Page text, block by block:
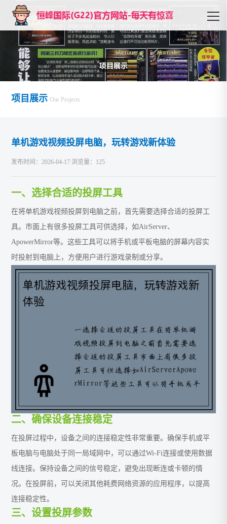
项目展示 Our Projects
单机游戏视频投屏电脑，玩转游戏新体验
发布时间：2026-04-17 浏览量：125
一、选择合适的投屏工具
在将单机游戏视频投屏到电脑之前，首先需要选择合适的投屏工
具。市面上有很多投屏工具可供选择，如AirServer、
ApowerMirror等。这些工具可以将手机或平板电脑的屏幕内容实
时投射到电脑上，方便用户进行游戏录制或分享。
二、确保设备连接稳定
在投屏过程中，设备之间的连接稳定性非常重要。确保手机或平
板电脑与电脑处于同一局域网中，可以通过Wi-Fi连接或使用数据
线连接。保持设备之间的信号稳定，避免出现断连或卡顿的情
况。在投屏前，可以关闭其他耗费网络资源的应用程序，以提高
连接稳定性。
三、设置投屏参数